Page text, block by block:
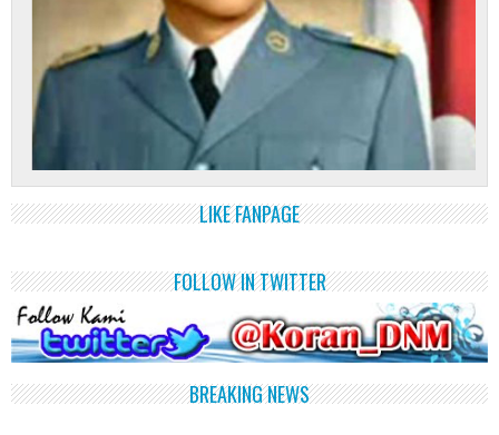
LIKE FANPAGE
FOLLOW IN TWITTER
BREAKING NEWS